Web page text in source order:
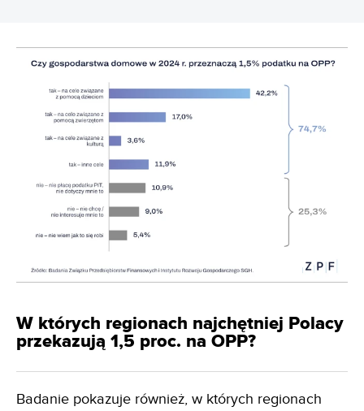
W których regionach najchętniej Polacy
przekazują 1,5 proc. na OPP?
Badanie pokazuje również, w których regionach